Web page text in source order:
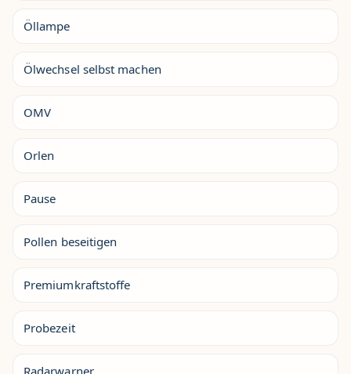
Öllampe
Ölwechsel selbst machen
OMV
Orlen
Pause
Pollen beseitigen
Premiumkraftstoffe
Probezeit
Radarwarner